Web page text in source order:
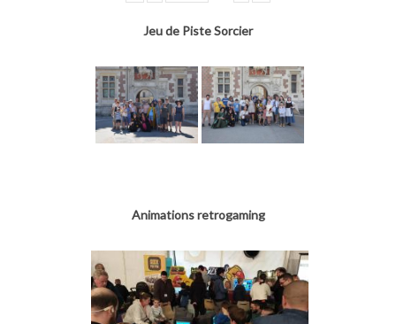
Jeu de Piste Sorcier
Animations retrogaming